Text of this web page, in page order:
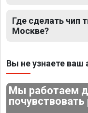
Где сделать чип
Москве?
Вы не узнаете ваш
Мы работаем
почувствовать